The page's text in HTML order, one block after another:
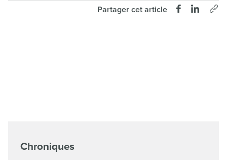
Partager cet article
Chroniques